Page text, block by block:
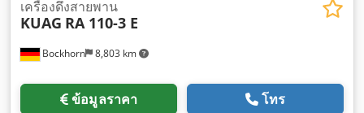
Bockhorn 8,803 km
เครื่องดึงสายพาน
KUAG RA 110-3 E
ข้อมูลราคา โทร